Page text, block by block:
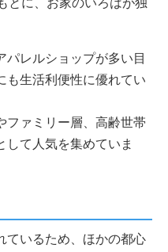
とに、お家のいろはが独
パレルショップが多い目
も生活利便性に優れてい
ファミリー層、高齢世帯
して人気を集めていま
ているため、ほかの都心